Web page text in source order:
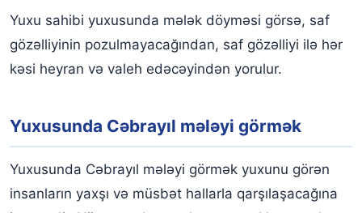
Yuxu sahibi yuxusunda mələk döyməsi görsə, saf
gözəlliyinin pozulmayacağından, saf gözəlliyi ilə hər
kəsi heyran və valeh edəcəyindən yorulur.
Yuxusunda Cəbrayıl mələyi görmək
Yuxusunda Cəbrayıl mələyi görmək yuxunu görən
insanların yaxşı və müsbət hallarla qarşılaşacağına